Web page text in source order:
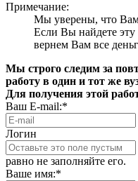
Примечание:
Мы уверены, что Вам
Если Вы найдете эту
вернем Вам все
Мы строго следим за
работу в один и тот же
Для получения этой
Ваш E-mail:*
Логин
равно не заполняйте его.
Ваше имя:*